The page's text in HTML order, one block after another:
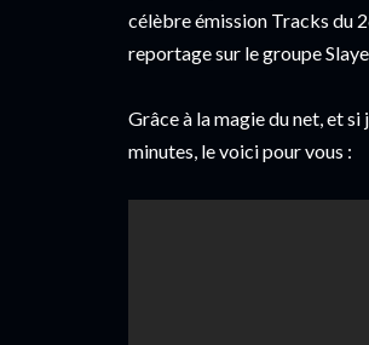
célèbre émission Tracks du
reportage sur le groupe
Grâce à la magie du net, et
minutes, le voici pour vous :